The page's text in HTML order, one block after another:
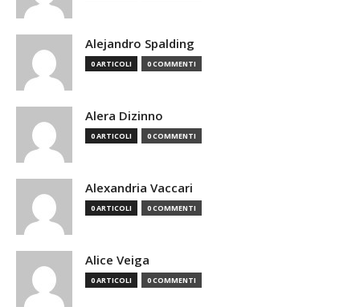
Alejandro Spalding
0 ARTICOLI 0 COMMENTI
Alera Dizinno
0 ARTICOLI 0 COMMENTI
Alexandria Vaccari
0 ARTICOLI 0 COMMENTI
Alice Veiga
0 ARTICOLI 0 COMMENTI